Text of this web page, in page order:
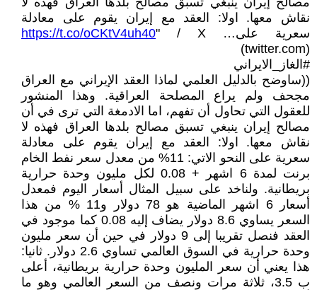
نقاش معها. اولا: العقد مع إيران يقوم على معادلة
سعرية على…
https://t.co/oCKtV4uh40" / X
(twitter.com)
#الغاز_الايراني
((ساوضح بالدليل العلمي لماذا العقد الإيراني مع العراق
مجحف ولم يراع المصلحة العراقية. وهذا المنشور
للعقول التي تحاول أن تفهم، اما الادمغة التي ترى في أن
مصالح إيران ينبغي تسبق مصالح بلدها العراق فهذه لا
نقاش معها. اولا: العقد مع إيران يقوم على معادلة
سعرية على النحو الاتي: 11% من معدل سعر نفط الخام
برنت لمدة 6 اشهر + 0.08 لكل مليون وحدة حرارية
بريطانية. ولناخد على سبيل المثال أسعار اليوم فمعدل
أسعار 6 اشهر الماضية هو 78 دولار و11 % من هذا
السعر يساوي 8.6 دولار يضاف إليه 0.08 كما موجود في
العقد فنصل تقريبا إلى 9 دولار في حين أن سعر مليون
وحدة حرارية في السوق العالمي تساوي 2.6 دولار. ثانيا:
هذا يعني أن سعر المليون وحدة حرارية بريطانية، أعلى
ب 3.5، ثلاثة مرات ونصف من السعر العالمي وهو ما